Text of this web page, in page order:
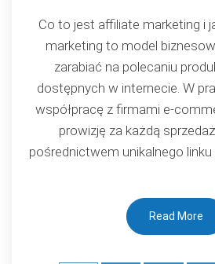
jak
zarabiać
na
polecaniu
produktów
w
e-
Co to jest affiliate marketing i
marketing to model
zarabiać na polecaniu
dostępnych w internecie. W
współpracę z firmami e-
prowizję za każdą
pośrednictwem unikalnego
Read More